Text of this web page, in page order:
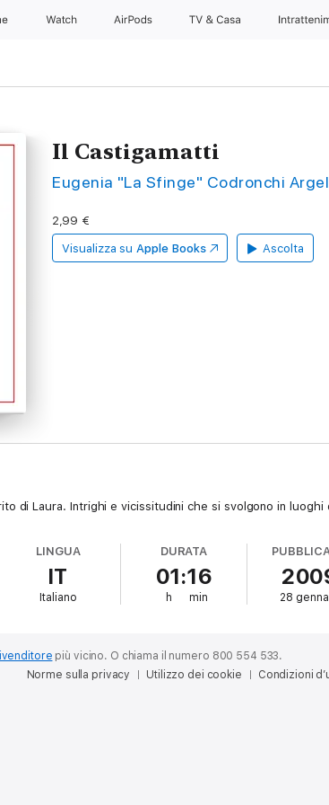
Watch AirPods TV & Casa
Il Castigamatti
Eugenia "La Sfinge" Codronchi
2,99 €
Visualizza su Apple Books Ascolta
di Laura. Intrighi e vicissitudini che si svolgono in luoghi
LINGUA
IT
Italiano
DURATA
01:16
h min 28
più vicino. O chiama il numero 800 554 533.
Norme sulla privacy Utilizzo dei cookie Condizioni